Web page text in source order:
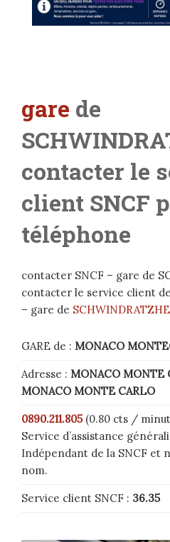
gare de
contacter le
client SNCF
téléphone
contacter SNCF – gare de
contacter le service client
– gare de
GARE de : MONACO
Adresse : MONACO MONTE
MONACO MONTE CARLO
0890.211.805(0.80 cts /
Service d’assistance
Indépendant de la SNCF et
nom.
Service client SNCF : 36.35